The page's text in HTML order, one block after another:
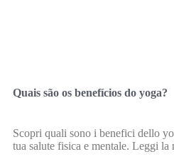
Quais são os benefícios do yoga?
Scopri quali sono i benefici dello
tua salute fisica e mentale. Leggi la